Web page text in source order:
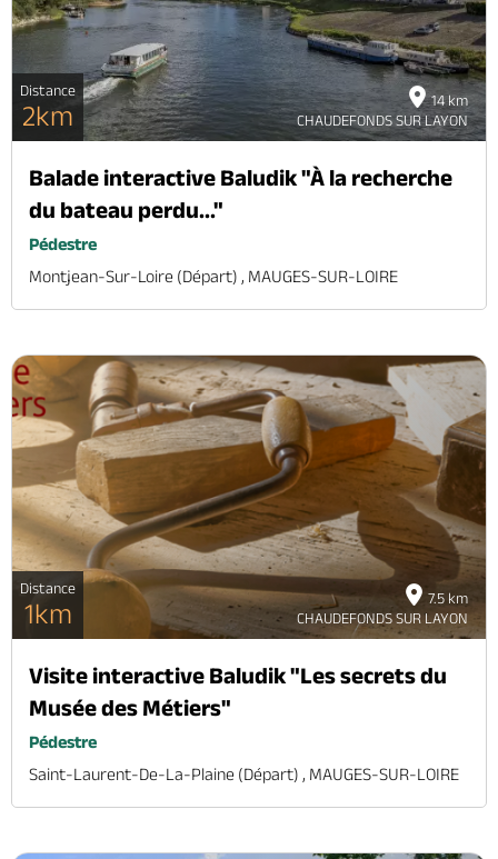
14 km
CHAUDEFONDS SUR LAYON
Distance
2km
Balade interactive Baludik "À la recherche
du bateau perdu..."
Pédestre
Montjean-Sur-Loire (départ) , MAUGES-SUR-LOIRE
7.5 km
CHAUDEFONDS SUR LAYON
Distance
1km
Visite interactive Baludik "Les secrets du
Musée des Métiers"
Pédestre
Saint-Laurent-De-La-Plaine (départ) , MAUGES-SUR-LOIRE